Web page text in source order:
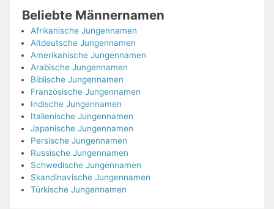
Beliebte Männernamen
Afrikanische Jungennamen
Altdeutsche Jungennamen
Amerikanische Jungennamen
Arabische Jungennamen
Biblische Jungennamen
Französische Jungennamen
Indische Jungennamen
Italienische Jungennamen
Japanische Jungennamen
Persische Jungennamen
Russische Jungennamen
Schwedische Jungennamen
Skandinavische Jungennamen
Türkische Jungennamen